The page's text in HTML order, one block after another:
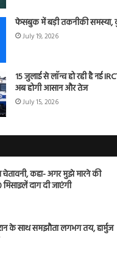
फेसबुक में बड़ी तकनीकी समस्या,
July 19, 2026
15 जुलाई से लॉन्च हो रही है नई
अब होगी आसान और तेज
July 15, 2026
चेतावनी, कहा- अगर मुझे मारने की
दाग दी जाएंगी
के साथ समझौता लगभग तय, हार्मुज